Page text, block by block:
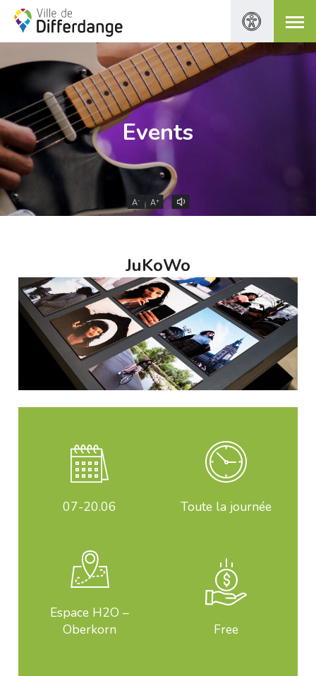
Events
A- A+
JuKoWo
07-20.06 Toute la journée
Espace H2O –
Oberkorn
Free